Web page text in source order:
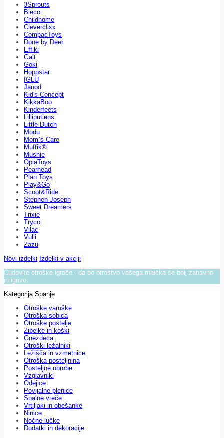
3Sprouts
Bieco
Childhome
Cleverclixx
CompacToys
Done by Deer
Effiki
Galt
Goki
Hoppstar
IGLU
Janod
Kid's Concept
KikkaBoo
Kinderfeets
Lilliputiens
Little Dutch
Modu
Mom`s Care
Muffik®
Mushie
OplaToys
Pearhead
Plan Toys
Play&Go
Scoot&Ride
Stephen Joseph
Sweet Dreamers
Trixie
Tryco
Vilac
Vulli
Zazu
Novi izdelki Izdelki v akciji
Čudovite otroške igrače - da bo otroštvo vašega malčka še bolj zabavno
in igrivo.
Kategorija Spanje
Otroške varuške
Otroška sobica
Otroške postelje
Zibelke in koški
Gnezdeca
Otroški ležalniki
Ležišča in vzmetnice
Otroška posteljnina
Posteljne obrobe
Vzglavniki
Odejice
Povijalne plenice
Spalne vreče
Vrtiljaki in obešanke
Ninice
Nočne lučke
Dodatki in dekoracije